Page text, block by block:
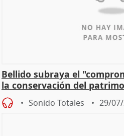
Bellido subraya el
la conservación del
Sonido Totales 29/